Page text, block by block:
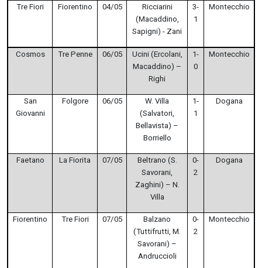
Tre Fiori Fiorentino 04/05
Ricciarini
(Macaddino,
Sapigni) - Zani
3-
1
Montecchio
Cosmos Tre Penne 06/05
Ucini (Ercolani,
Macaddino) –
Righi
1-
0
Montecchio
San
Giovanni
Folgore 06/05
W. Villa
(Salvatori,
Bellavista) –
Borriello
1-
1
Dogana
Faetano La Fiorita 07/05
Beltrano (S.
Savorani,
Zaghini) – N.
Villa
0-
2
Dogana
Fiorentino Tre Fiori 07/05
Balzano
(Tuttifrutti, M.
Savorani) –
Andruccioli
0-
2
Montecchio